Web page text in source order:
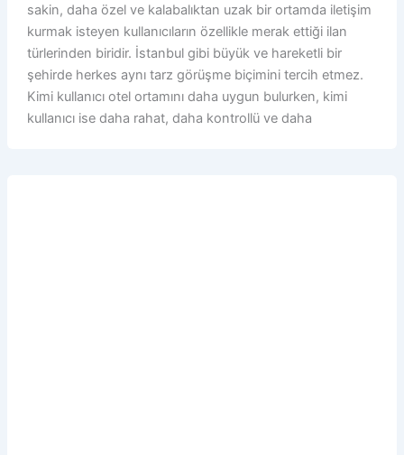
sakin, daha özel ve kalabalıktan uzak bir ortamda iletişim
kurmak isteyen kullanıcıların özellikle merak ettiği ilan
türlerinden biridir. İstanbul gibi büyük ve hareketli bir
şehirde herkes aynı tarz görüşme biçimini tercih etmez.
Kimi kullanıcı otel ortamını daha uygun bulurken, kimi
kullanıcı ise daha rahat, daha kontrollü ve daha